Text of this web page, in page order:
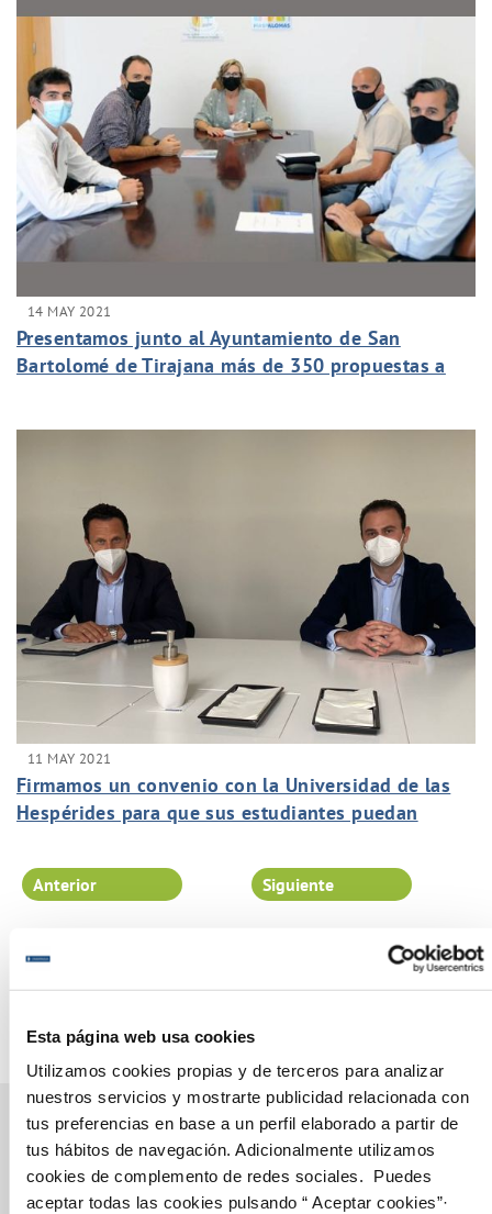
Esta página web usa cookies
Utilizamos cookies propias y de terceros para analizar
nuestros servicios y mostrarte publicidad relacionada con
tus preferencias en base a un perfil elaborado a partir de
tus hábitos de navegación. Adicionalmente utilizamos
cookies de complemento de redes sociales. Puedes
aceptar todas las cookies pulsando “ Aceptar cookies”·
14 MAY 2021
Presentamos junto al Ayuntamiento de San
Bartolomé de Tirajana más de 350 propuestas a
11 MAY 2021
Firmamos un convenio con la Universidad de las
Hespérides para que sus estudiantes puedan
Grupo.
Página 49 de 102
Anterior Siguiente
Gestiones Online